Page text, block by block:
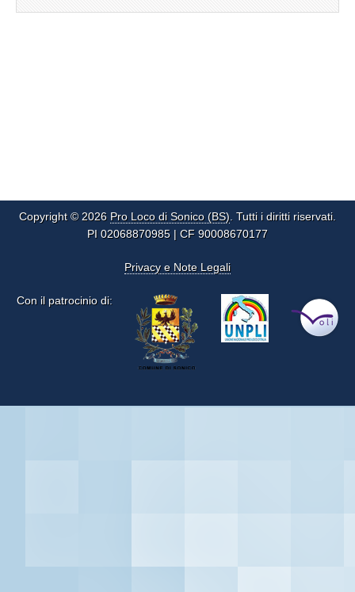
Copyright © 2026 Pro Loco di Sonico (BS). Tutti i diritti riservati.
PI 02068870985 | CF 90008670177
Privacy e Note Legali
Con il patrocinio di: